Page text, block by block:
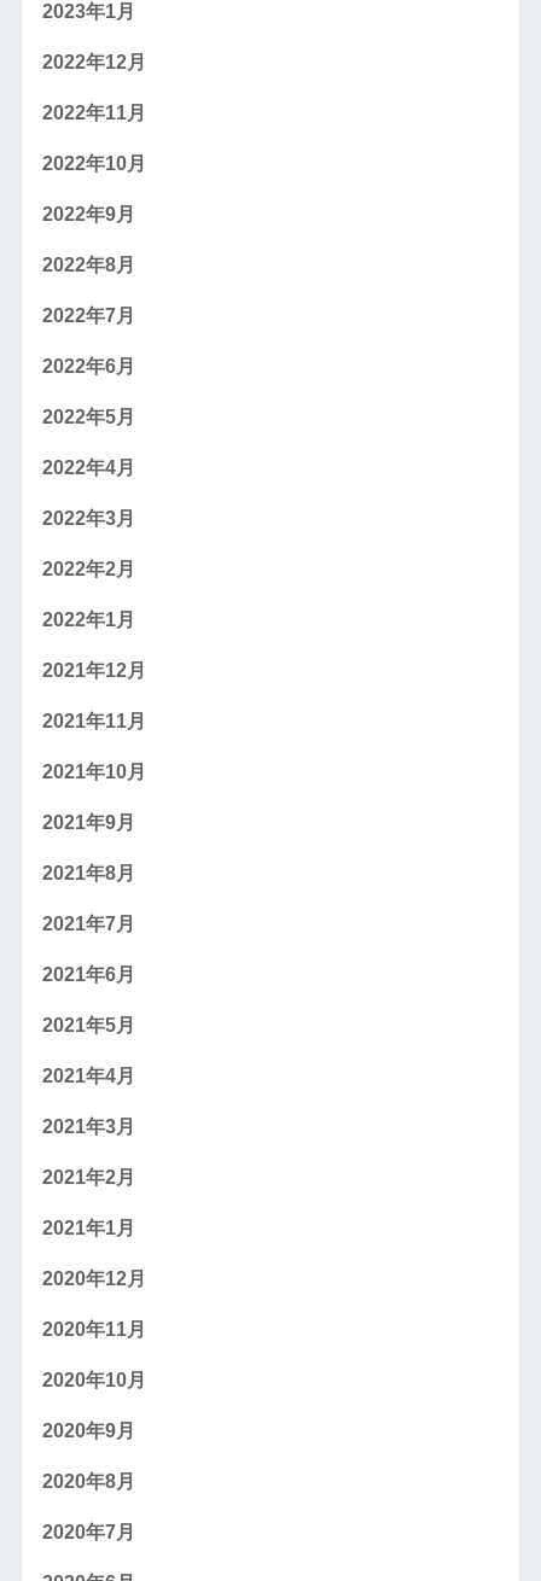
2023年1月
2022年12月
2022年11月
2022年10月
2022年9月
2022年8月
2022年7月
2022年6月
2022年5月
2022年4月
2022年3月
2022年2月
2022年1月
2021年12月
2021年11月
2021年10月
2021年9月
2021年8月
2021年7月
2021年6月
2021年5月
2021年4月
2021年3月
2021年2月
2021年1月
2020年12月
2020年11月
2020年10月
2020年9月
2020年8月
2020年7月